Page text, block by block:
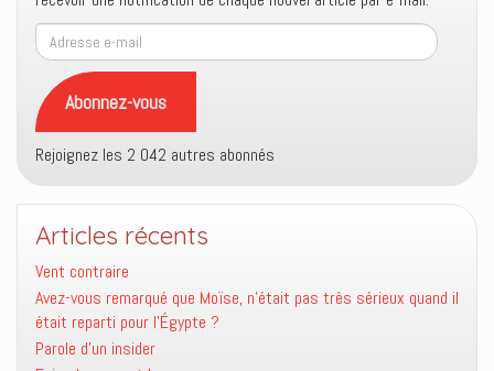
Adresse
e-
mail
Abonnez-vous
Rejoignez les 2 042 autres abonnés
Articles récents
Vent contraire
Avez-vous remarqué que Moïse, n’était pas très sérieux quand il
était reparti pour l’Égypte ?
Parole d’un insider